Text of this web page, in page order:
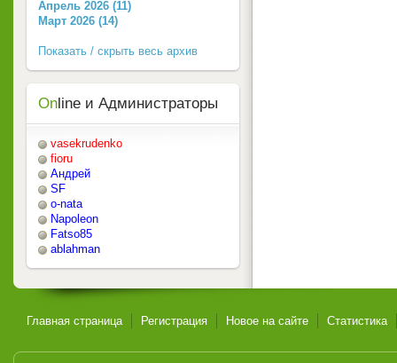
Апрель 2026 (11)
Март 2026 (14)
Показать / скрыть весь архив
On line и Администраторы
vasekrudenko
fioru
Андрей
SF
o-nata
Napoleon
Fatso85
ablahman
Главная страница Регистрация Новое на сайте Статистика